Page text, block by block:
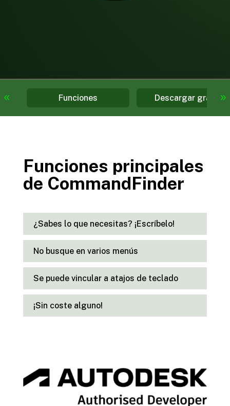
Funciones Descargar gratis
Funciones principales
de CommandFinder
¿Sabes lo que necesitas? ¡Escríbelo!
No busque en varios menús
Se puede vincular a atajos de teclado
¡Sin coste alguno!